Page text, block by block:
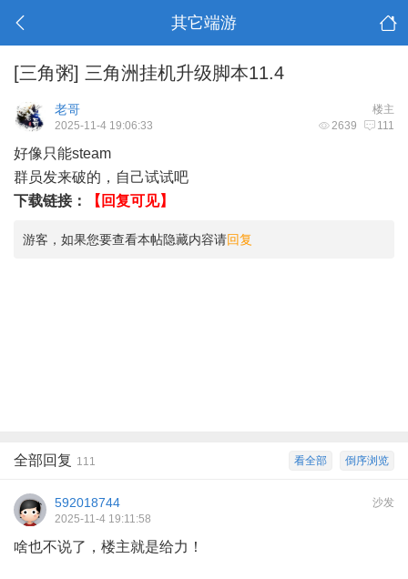
其它端游
[三角粥] 三角洲挂机升级脚本11.4
楼主
老哥
2639 111
2025-11-4 19:06:33
好像只能steam
群员发来破的，自己试试吧
下载链接：
【回复可见】
游客，如果您要查看本帖隐藏内容请回复
倒序浏览
看全部
全部回复 111
沙发
592018744
2025-11-4 19:11:58
啥也不说了，楼主就是给力！